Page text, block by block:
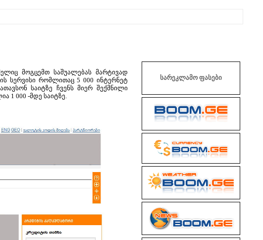
მოგცემთ საშუალებას მარტივად
სერვისი რომლითაც 5 000 ინტერნეტ
საიტზე ჩვენს მიერ შექმნილი
1 000 -მდე საიტზე.
სარეკლამო ფასები